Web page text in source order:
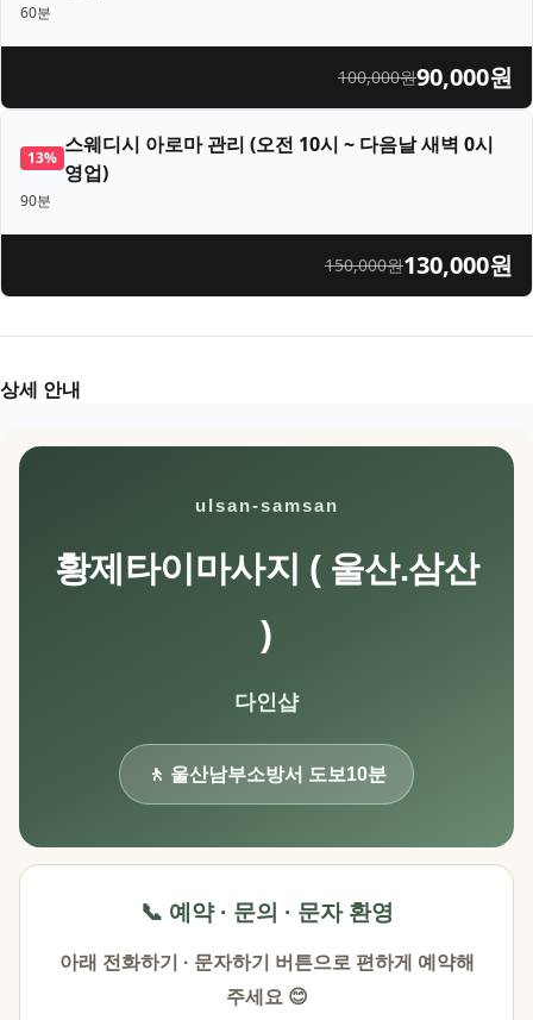
60분
100,000원90,000원
13%
스웨디시 아로마 관리 (오전 10시 ~ 다음날 새벽 0시
영업)
90분
150,000원130,000원
상세 안내
ulsan-samsan
황제타이마사지 ( 울산.삼산
)
다인샵
🚶 울산남부소방서 도보10분
📞 예약 · 문의 · 문자 환영
아래 전화하기 · 문자하기 버튼으로 편하게 예약해
주세요 😊